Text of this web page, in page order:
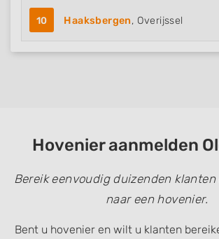
10 Haaksbergen, Overijssel
Hovenier aanmelden
Bereik eenvoudig duizenden klanten
naar een hovenier.
Bent u hovenier en wilt u klanten